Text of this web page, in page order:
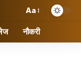
Aa
नौकरी